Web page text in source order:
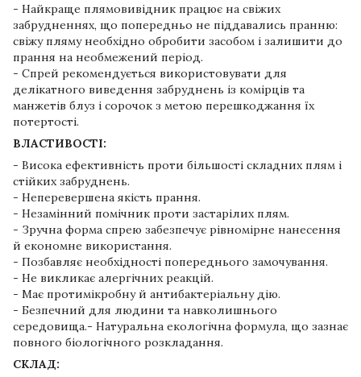
- Найкраще плямовивідник працює на свіжих
забрудненнях, що попередньо не піддавались пранню:
свіжу пляму необхідно обробити засобом і залишити до
прання на необмежений період.
- Спрей рекомендується використовувати для
делікатного виведення забруднень із комірців та
манжетів блуз і сорочок з метою перешкоджання їх
потертості.
ВЛАСТИВОСТІ:
- Висока ефективність проти більшості складних плям і
стійких забруднень.
- Неперевершена якість прання.
- Незамінний помічник проти застарілих плям.
- Зручна форма спрею забезпечує рівномірне нанесення
й економне використання.
- Позбавляє необхідності попереднього замочування.
- Не викликає алергічних реакцій.
- Має протимікробну й антибактеріальну дію.
- Безпечний для людини та навколишнього
середовища.- Натуральна екологічна формула, що зазнає
повного біологічного розкладання.
СКЛАД: